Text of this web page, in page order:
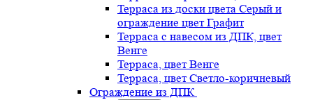
Терраса из доски цвета Серый и
ограждение цвет Графит
Терраса с навесом из ДПК, цвет
Венге
Терраса, цвет Венге
Терраса, цвет Светло-коричневый
Ограждение из ДПК